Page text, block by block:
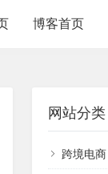
博客首页
网站分类
跨境电商